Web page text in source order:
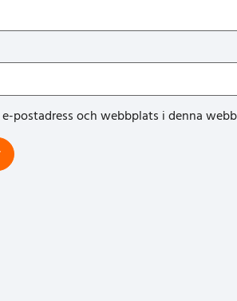
postadress och webbplats i denna